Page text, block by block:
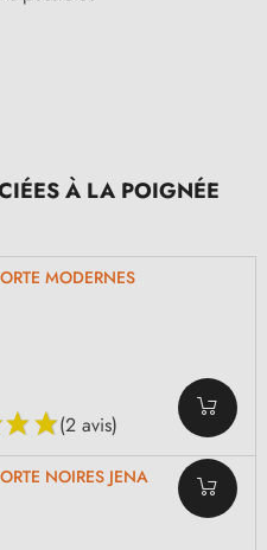
À LA POIGNÉE
MODERNES
(2 avis)
NOIRES JENA